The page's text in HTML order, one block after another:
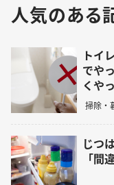
人気のある
トイ
でや
くや
掃除・
じつ
「間